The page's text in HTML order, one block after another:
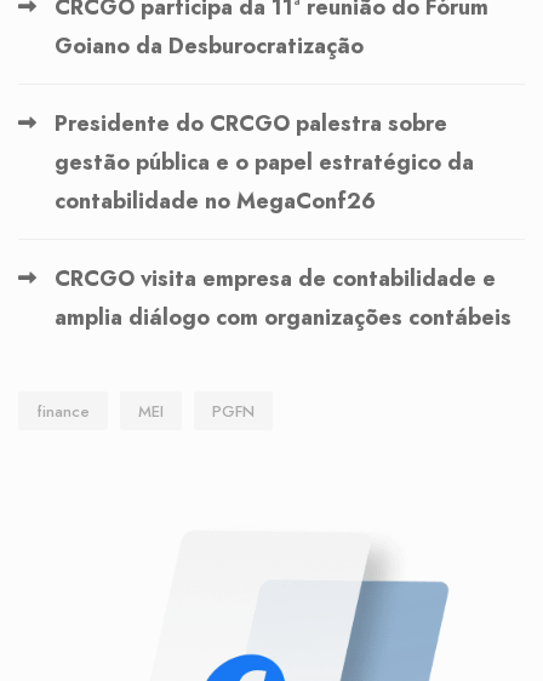
CRCGO participa da 11ª reunião do Fórum
Goiano da Desburocratização
Presidente do CRCGO palestra sobre
gestão pública e o papel estratégico da
contabilidade no MegaConf26
CRCGO visita empresa de contabilidade e
amplia diálogo com organizações contábeis
finance MEI PGFN